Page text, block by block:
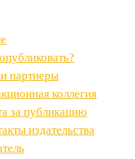
партнеры
коллегия
за публикацию
издательства